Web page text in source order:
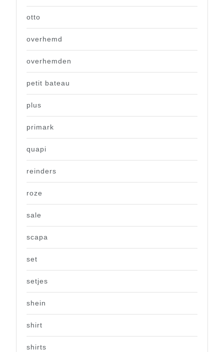
otto
overhemd
overhemden
petit bateau
plus
primark
quapi
reinders
roze
sale
scapa
set
setjes
shein
shirt
shirts